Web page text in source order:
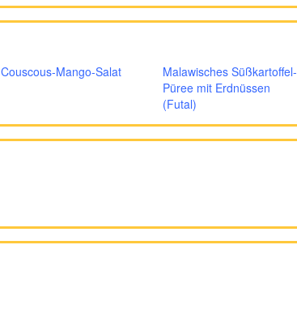
Couscous-Mango-Salat
Malawisches Süßkartoffel-
Püree mit Erdnüssen
(Futal)